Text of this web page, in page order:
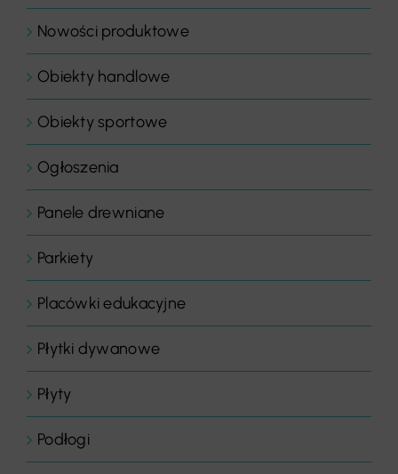
Nowości produktowe
Obiekty handlowe
Obiekty sportowe
Ogłoszenia
Panele drewniane
Parkiety
Placówki edukacyjne
Płytki dywanowe
Płyty
Podłogi